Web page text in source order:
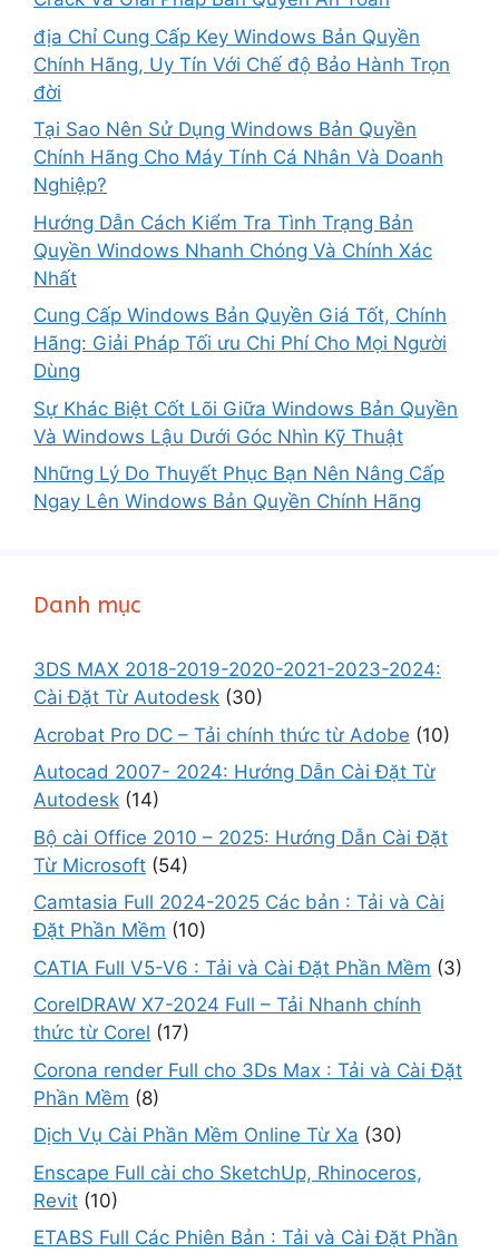
địa Chỉ Cung Cấp Key Windows Bản Quyền
Chính Hãng, Uy Tín Với Chế độ Bảo Hành Trọn
đời
Tại Sao Nên Sử Dụng Windows Bản Quyền
Chính Hãng Cho Máy Tính Cá Nhân Và Doanh
Nghiệp?
Hướng Dẫn Cách Kiểm Tra Tình Trạng Bản
Quyền Windows Nhanh Chóng Và Chính Xác
Nhất
Cung Cấp Windows Bản Quyền Giá Tốt, Chính
Hãng: Giải Pháp Tối ưu Chi Phí Cho Mọi Người
Dùng
Sự Khác Biệt Cốt Lõi Giữa Windows Bản Quyền
Và Windows Lậu Dưới Góc Nhìn Kỹ Thuật
Những Lý Do Thuyết Phục Bạn Nên Nâng Cấp
Ngay Lên Windows Bản Quyền Chính Hãng
Danh mục
3DS MAX 2018-2019-2020-2021-2023-2024:
Cài Đặt Từ Autodesk (30)
Acrobat Pro DC – Tải chính thức từ Adobe (10)
Autocad 2007- 2024: Hướng Dẫn Cài Đặt Từ
Autodesk (14)
Bộ cài Office 2010 – 2025: Hướng Dẫn Cài Đặt
Từ Microsoft (54)
Camtasia Full 2024-2025 Các bản : Tải và Cài
Đặt Phần Mềm (10)
CATIA Full V5-V6 : Tải và Cài Đặt Phần Mềm (3)
CorelDRAW X7-2024 Full – Tải Nhanh chính
thức từ Corel (17)
Corona render Full cho 3Ds Max : Tải và Cài Đặt
Phần Mềm (8)
Dịch Vụ Cài Phần Mềm Online Từ Xa (30)
Enscape Full cài cho SketchUp, Rhinoceros,
Revit (10)
ETABS Full Các Phiên Bản : Tải và Cài Đặt Phần